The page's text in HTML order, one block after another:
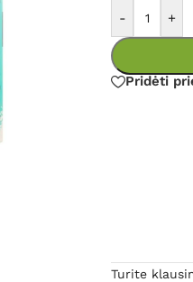
- +
Pridėti
Turite